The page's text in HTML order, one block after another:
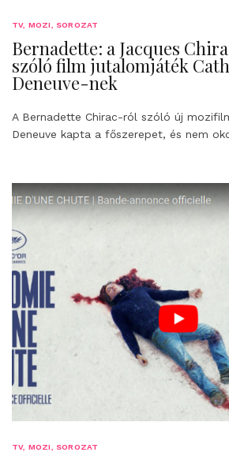
TV, MOZI, SOROZAT
Bernadette: a Jacques
szóló film jutalomjáték
Deneuve-nek
A Bernadette Chirac-ról szóló új
Deneuve kapta a főszerepet, és nem
TV, MOZI, SOROZAT